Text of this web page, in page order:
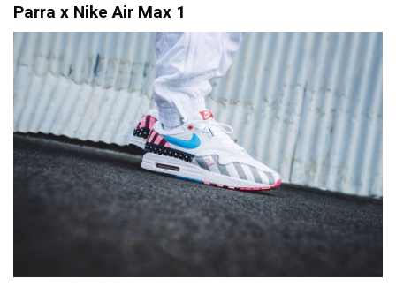
Parra x Nike Air Max 1